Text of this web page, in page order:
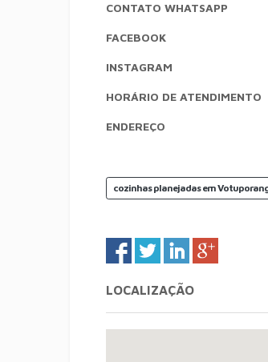
CONTATO WHATSAPP
FACEBOOK
INSTAGRAM
HORÁRIO DE ATENDIMENTO
ENDEREÇO
cozinhas planejadas em
LOCALIZAÇÃO